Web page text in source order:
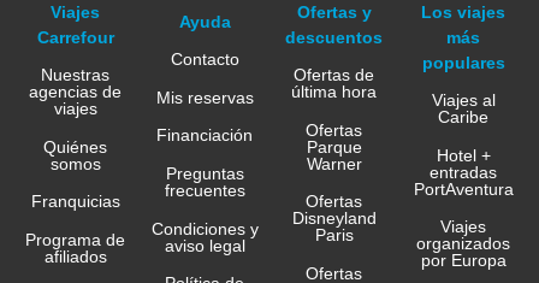
Viajes
Carrefour
Nuestras
agencias de
viajes
Quiénes
somos
Franquicias
Programa de
afiliados
Ayuda
Contacto
Mis reservas
Financiación
Preguntas
frecuentes
Condiciones y
aviso legal
Ofertas y
descuentos
Ofertas de
última hora
Ofertas
Parque
Warner
Ofertas
Disneyland
Paris
Ofertas
Los viajes
más
populares
Viajes al
Caribe
Hotel +
entradas
PortAventura
Viajes
organizados
por Europa